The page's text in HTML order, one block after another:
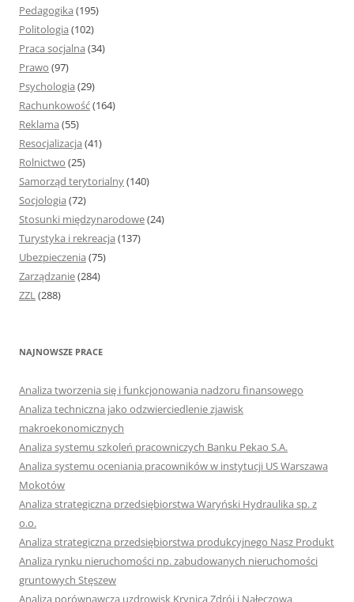
Pedagogika (195)
Politologia (102)
Praca socjalna (34)
Prawo (97)
Psychologia (29)
Rachunkowość(164)
Reklama (55)
Resocjalizacja (41)
Rolnictwo (25)
Samorząd terytorialny(140)
Socjologia (72)
Stosunki międzynarodowe(24)
Turystyka i rekreacja (137)
Ubezpieczenia (75)
Zarządzanie(284)
ZZL(288)
NAJNOWSZE PRACE
Analiza tworzenia się i funkcjonowania nadzoru finansowego
Analiza techniczna jako odzwierciedlenie zjawisk
makroekonomicznych
Analiza systemu szkoleń pracowniczych Banku Pekao S.A.
Analiza systemu oceniania pracowników w instytucji US Warszawa
Mokotów
Analiza strategiczna przedsiębiorstwa Waryński Hydraulika sp. z
o.o.
Analiza strategiczna przedsiębiorstwa produkcyjnego Nasz Produkt
Analiza rynku nieruchomości np. zabudowanych nieruchomości
gruntowych Stęszew
Analiza porównawcza uzdrowisk Krynica Zdrój i Nałęczowa